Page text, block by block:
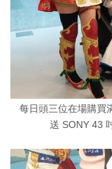
每日頭三位在場購買
送 SONY 43